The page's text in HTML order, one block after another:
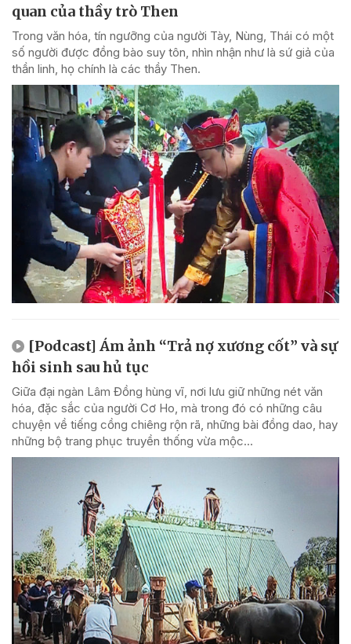
quan của thầy trò Then
Trong văn hóa, tín ngưỡng của người Tày, Nùng, Thái có một
số người được đồng bào suy tôn, nhìn nhận như là sứ giả của
thần linh, họ chính là các thầy Then.
[Podcast] Ám ảnh “Trả nợ xương cốt” và sự
hồi sinh sau hủ tục
Giữa đại ngàn Lâm Đồng hùng vĩ, nơi lưu giữ những nét văn
hóa, đặc sắc của người Cơ Ho, mà trong đó có những câu
chuyện về tiếng cồng chiêng rộn rã, những bài đồng dao, hay
những bộ trang phục truyền thống vừa mộc...